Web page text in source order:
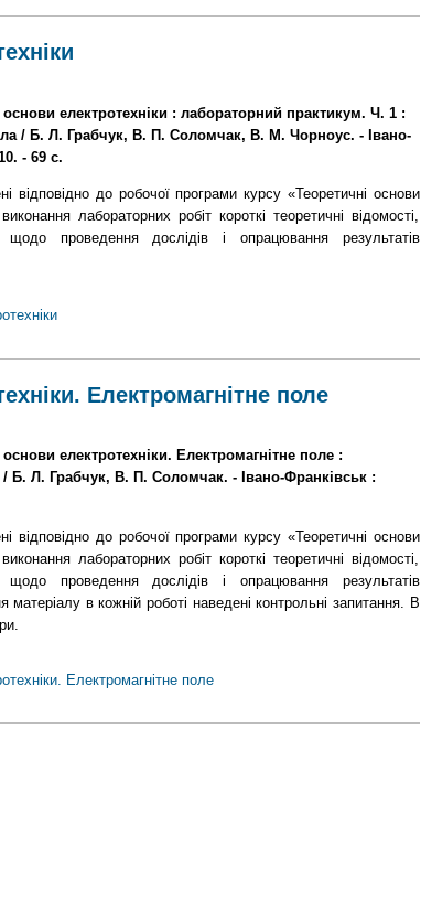
електротехніки : лабораторний практикум. Ч. 1 :
/ Б. Л. Грабчук, В. П. Соломчак, В. М. Чорноус. - Івано-
- 69 с.
відповідно до робочої програми курсу «Теоретичні основи
лабораторних робіт короткі теоретичні відомості,
щодо проведення дослідів і опрацювання результатів
Електромагнітне поле
електротехніки. Електромагнітне поле :
Б. Л. Грабчук, В. П. Соломчак. - Івано-Франківськ :
відповідно до робочої програми курсу «Теоретичні основи
лабораторних робіт короткі теоретичні відомості,
щодо проведення дослідів і опрацювання результатів
в кожній роботі наведені контрольні запитання. В
Електромагнітне поле